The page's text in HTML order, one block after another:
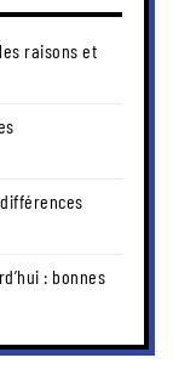
raisons et
: bonnes